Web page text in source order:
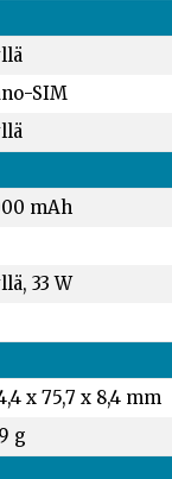
SIM
mAh
33 W
x 75,7 x 8,4 mm
g